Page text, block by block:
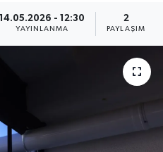
14.05.2026 - 12:30
YAYINLANMA
2
PAYLAŞIM